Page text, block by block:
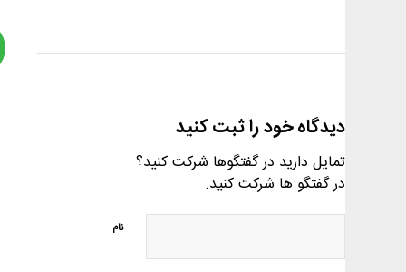
دیدگاه خود را ثبت کنید
تمایل دارید در گفتگوها شرکت کنید؟
در گفتگو ها شرکت کنید.
نام